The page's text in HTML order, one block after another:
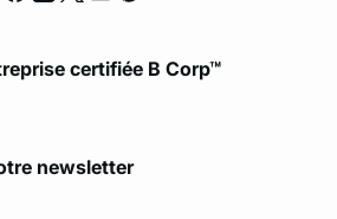
certifiée B Corp™
newsletter